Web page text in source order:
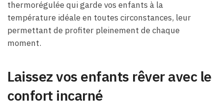
thermorégulée qui garde vos enfants à la
température idéale en toutes circonstances, leur
permettant de profiter pleinement de chaque
moment.
Laissez vos enfants rêver avec le
confort incarné